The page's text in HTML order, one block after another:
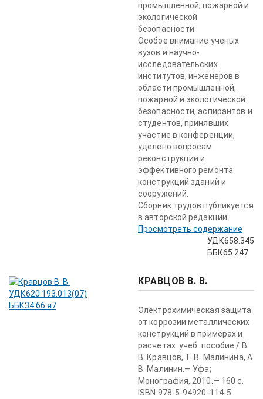
промышленной, пожарной и
экологической
безопасности.
Особое внимание ученых
вузов и научно-
исследовательских
институтов, инженеров в
области промышленной,
пожарной и экологической
безопасности, аспирантов и
студентов, принявших
участие в конференции,
уделено вопросам
реконструкции и
эффективного ремонта
конструкций зданий и
сооружений.
Сборник трудов публикуется
в авторской редакции.
Просмотреть содержание
УДК658.345
ББК65.247
КРАВЦОВ В. В.
Электрохимическая защита
от коррозии металлических
конструкций в примерах и
расчетах: учеб. пособие / В.
В. Кравцов, Т. В. Малинина, А.
В. Малинин.— Уфа;
Монография, 2010.— 160 с.
ISBN 978-5-94920-114-5